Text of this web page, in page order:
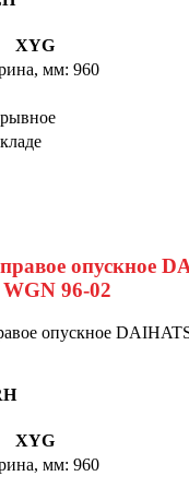
XYG
мм: 960
опускное
96-02
XYG
мм: 960